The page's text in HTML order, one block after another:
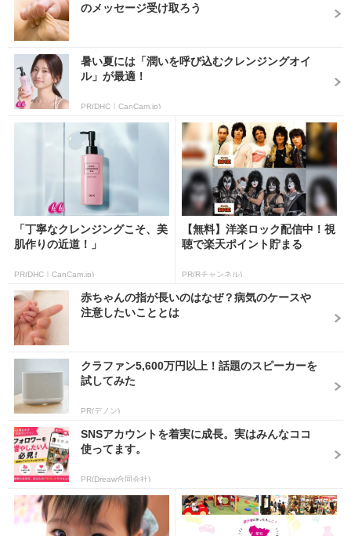
のメッセージ受け取ろう
暑い夏には「潤いを呼び込むクレンジングオイ
ル」が最適！
PR(DHC｜CanCam.jp)
「丁寧なクレンジングこそ、美
肌作りの近道！」
PR(DHC｜CanCam.jp)
【無料】洋楽ロック配信中！視
聴で楽天ポイント貯まる
PR(Rチャンネル)
赤ちゃんの指が長いのはなぜ？病気のケースや
注意したいこととは
クラファン5,600万円以上！話題のスピーカーを
試してみた
PR(デノン)
SNSアカウントを着実に成長。実はみんなココ
使ってます。
PR(Dreaw合同会社)